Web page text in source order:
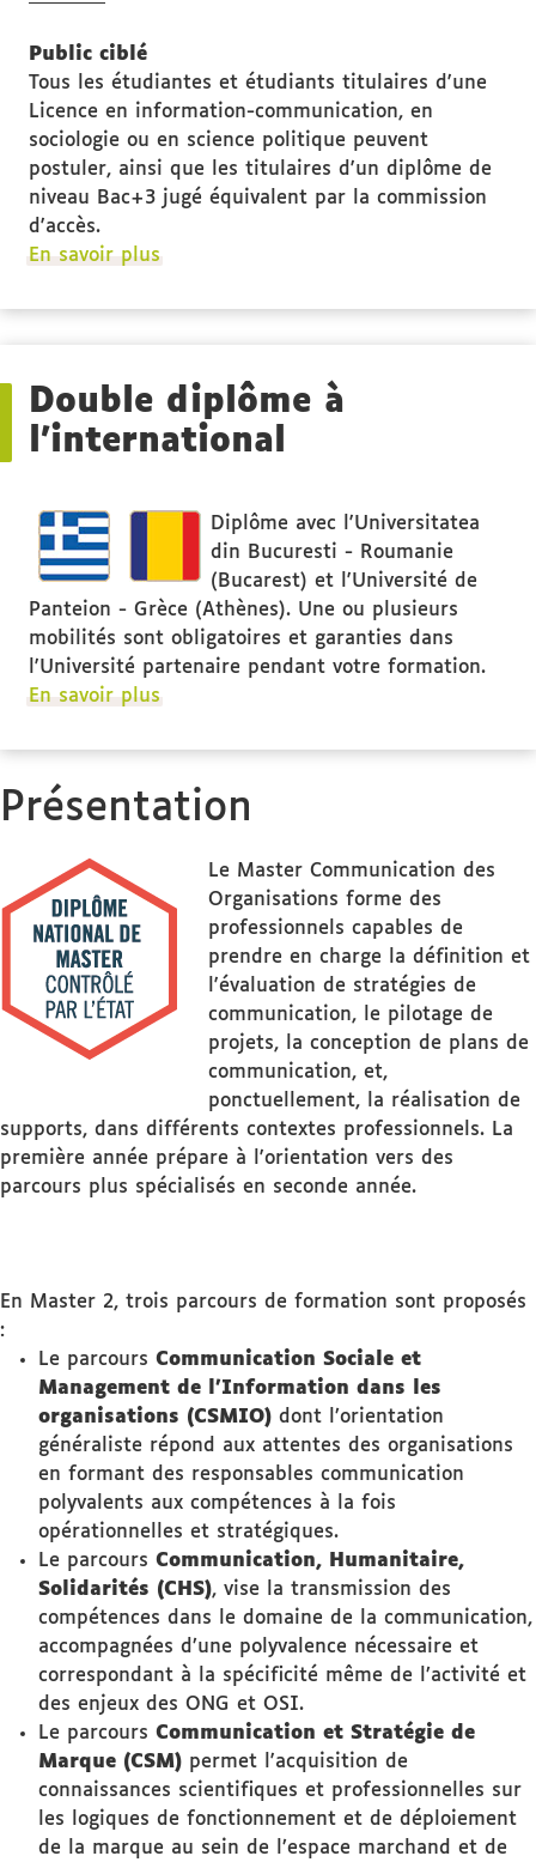
Public ciblé
Tous les étudiantes et étudiants titulaires d'une
Licence en information-communication, en
sociologie ou en science politique peuvent
postuler, ainsi que les titulaires d'un diplôme de
niveau Bac+3 jugé équivalent par la commission
d'accès.
En savoir plus
des
Double diplôme à
l'international
Diplôme avec l'Universitatea
din Bucuresti - Roumanie
(Bucarest) et l'Université de
Panteion - Grèce (Athènes). Une ou plusieurs
mobilités sont obligatoires et garanties dans
l'Université partenaire pendant votre formation.
En savoir plus
Présentation
Le Master Communication des
Organisations forme des
professionnels capables de
prendre en charge la définition et
l'évaluation de stratégies de
communication, le pilotage de
projets, la conception de plans de
communication, et,
ponctuellement, la réalisation de
supports, dans différents contextes professionnels. La
première année prépare à l'orientation vers des
parcours plus spécialisés en seconde année.
En Master 2, trois parcours de formation sont proposés
:
Le parcours Communication Sociale et
Management de l’Information dans les
organisations (CSMIO) dont l’orientation
généraliste répond aux attentes des organisations
en formant des responsables communication
polyvalents aux compétences à la fois
opérationnelles et stratégiques.
Le parcours Communication, Humanitaire,
Solidarités (CHS), vise la transmission des
compétences dans le domaine de la communication,
accompagnées d’une polyvalence nécessaire et
correspondant à la spécificité même de l’activité et
des enjeux des ONG et OSI.
Le parcours Communication et Stratégie de
Marque (CSM) permet l'acquisition de
connaissances scientifiques et professionnelles sur
les logiques de fonctionnement et de déploiement
de la marque au sein de l’espace marchand et de